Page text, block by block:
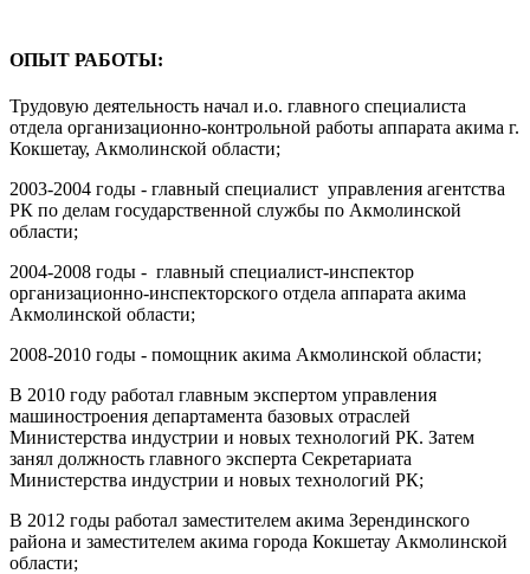
ОПЫТ РАБОТЫ:
Трудовую деятельность начал и.о. главного специалиста
отдела организационно-контрольной работы аппарата акима г.
Кокшетау, Акмолинской области;
2003-2004 годы - главный специалист управления агентства
РК по делам государственной службы по Акмолинской
области;
2004-2008 годы - главный специалист-инспектор
организационно-инспекторского отдела аппарата акима
Акмолинской области;
2008-2010 годы - помощник акима Акмолинской области;
В 2010 году работал главным экспертом управления
машиностроения департамента базовых отраслей
Министерства индустрии и новых технологий РК. Затем
занял должность главного эксперта Секретариата
Министерства индустрии и новых технологий РК;
В 2012 годы работал заместителем акима Зерендинского
района и заместителем акима города Кокшетау Акмолинской
области;